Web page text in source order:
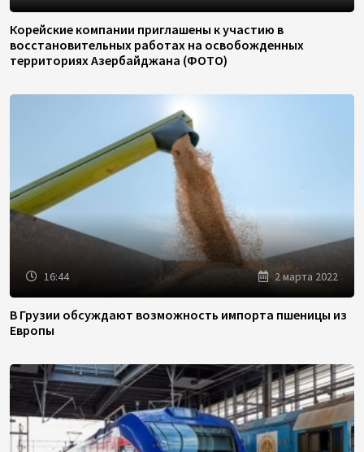
Корейские компании приглашены к участию в
восстановительных работах на освобожденных
территориях Азербайджана (ФОТО)
16:44 2 марта 2022
В Грузии обсуждают возможность импорта пшеницы из
Европы